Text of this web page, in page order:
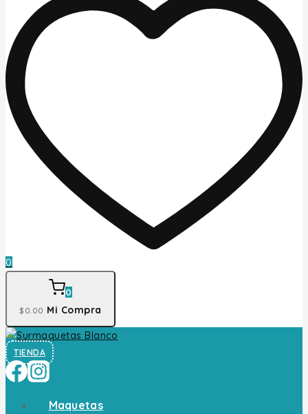
0
0
$0 .00 Mi Compra
TIENDA
Maquetas